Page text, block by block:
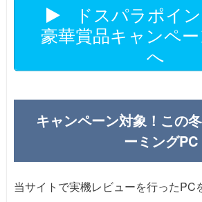
ドスパラポイ
豪華賞品キャンペ
へ
キャンペーン対象！この
ーミングPC
当サイトで実機レビューを行ったPC